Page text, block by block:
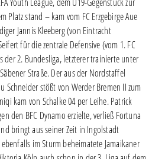
Youth League, dem U19-Gegenstück zur
Platz stand – kam vom FC Erzgebirge Aue
Jannis Kleeberg (von Eintracht
für die zentrale Defensive (vom 1. FC
der 2. Bundesliga, letzterer trainierte unter
Straße. Der aus der Nordstaffel
Schneider stößt von Werder Bremen II zum
kam von Schalke 04 per Leihe. Patrick
den BFC Dynamo erzielte, verließ Fortuna
bringt aus seiner Zeit in Ingolstadt
im Sturm beheimatete Jamaikaner